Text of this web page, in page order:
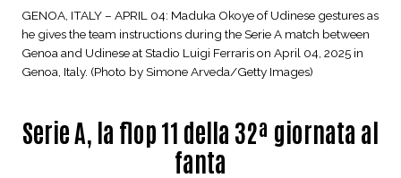
GENOA, ITALY – APRIL 04: Maduka Okoye of Udinese gestures as
he gives the team instructions during the Serie A match between
Genoa and Udinese at Stadio Luigi Ferraris on April 04, 2025 in
Genoa, Italy. (Photo by Simone Arveda/Getty Images)
Serie A, la flop 11 della 32ª giornata al
fanta